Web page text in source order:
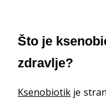
Što je
zdravlje?
Ksenobiotik je